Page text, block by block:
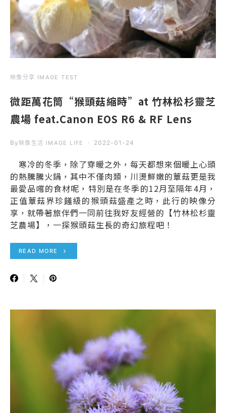
映像分享 IMAGE TEST
微距萬花筒“猴頭菇縮時”at 竹林松杉靈芝
農場 feat.Canon EOS R6 & RF Lens
By 映像生活 IMAGE LIFE 2022-01-24
寒冷的冬季，除了穿暖之外，每天都想來個暖上心頭
的熱騰騰火鍋，其中不僅肉類，川燙鮮嫩的蕈菇更是我
最愛品嚐的食材呢，特別是在冬季的12月至隔年4月，
正值蕈菇界珍饈級的猴頭菇盛產之時，此行的映像分
享，就帶著旅伴們一同前往我好友經營的【竹林松杉靈
芝農場】，一探猴頭菇生長的奇幻旅程吧！
READ MORE